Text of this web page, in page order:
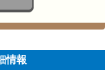
情報